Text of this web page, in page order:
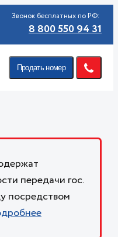
Звонок бесплатных по РФ:
8 800 550 94 31
Продать номер
передачи гос.
посредством